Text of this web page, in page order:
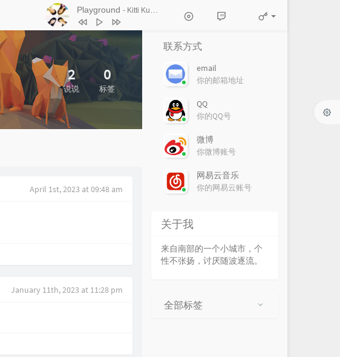
Playground - Kitti Kuremanee
Chookiat Sakveerakul / August Band
2
A Smile That I Would Never See
AgainPlayground
Old Chinese Song Kitti Kuremanee
淤青 刘昊霖
6 我可以坐你旁边吗
Tom Rosenthal
黄灰红
2
说说
0
标签
April 1st, 2023 at 09:48 am
January 11th, 2023 at 11:28 pm
联系方式
email
你的邮箱地址
QQ
你的QQ号
微博
你微博账号
网易云音乐
你的网易云账号
关于我
来自南部的一个小城市，个
性不张扬，讨厌随波逐流。
全部标签